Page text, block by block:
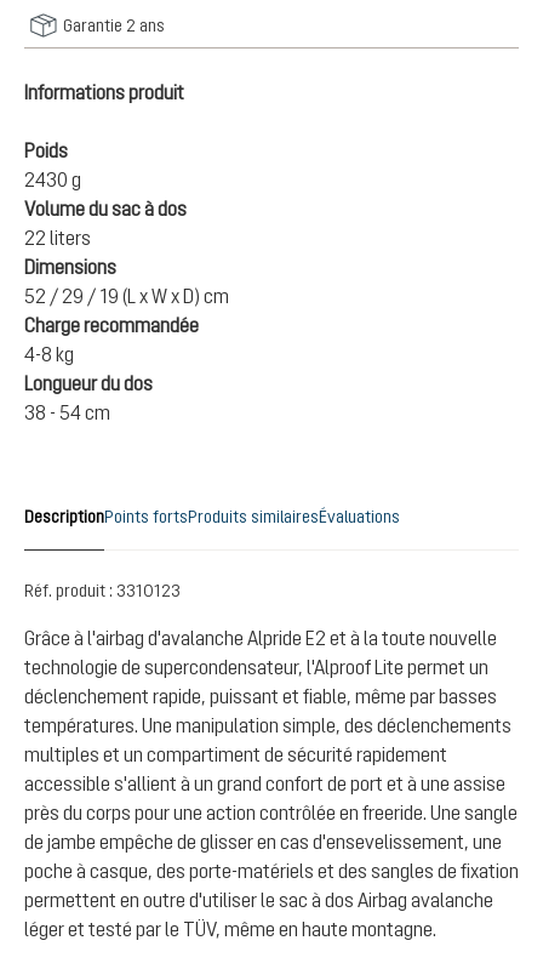
Garantie 2 ans
Informations produit
Poids
2430 g
Volume du sac à dos
22 liters
Dimensions
52 / 29 / 19 (L x W x D) cm
Charge recommandée
4-8 kg
Longueur du dos
38 - 54 cm
DescriptionPoints fortsProduits similairesÉvaluations
Réf. produit : 3310123
Grâce à l'airbag d'avalanche Alpride E2 et à la toute nouvelle
technologie de supercondensateur, l'Alproof Lite permet un
déclenchement rapide, puissant et fiable, même par basses
températures. Une manipulation simple, des déclenchements
multiples et un compartiment de sécurité rapidement
accessible s'allient à un grand confort de port et à une assise
près du corps pour une action contrôlée en freeride. Une sangle
de jambe empêche de glisser en cas d'ensevelissement, une
poche à casque, des porte-matériels et des sangles de fixation
permettent en outre d'utiliser le sac à dos Airbag avalanche
léger et testé par le TÜV, même en haute montagne.